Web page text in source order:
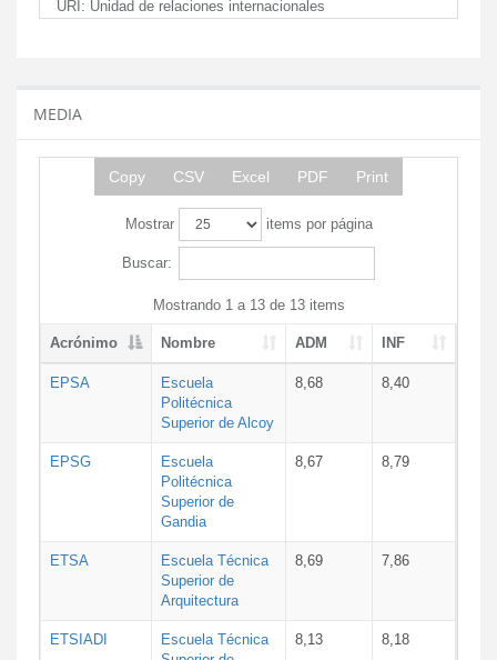
URI: Unidad de relaciones internacionales
MEDIA
Copy CSV Excel PDF Print
Mostrar items por página
Buscar:
Mostrando 1 a 13 de 13 items
Acrónimo Nombre ADM INF
EPSA
Escuela
Politécnica
Superior de Alcoy
8,68 8,40
EPSG
Escuela
Politécnica
Superior de
Gandia
8,67 8,79
ETSA
Escuela Técnica
Superior de
Arquitectura
8,69 7,86
ETSIADI
Escuela Técnica
8,13 8,18